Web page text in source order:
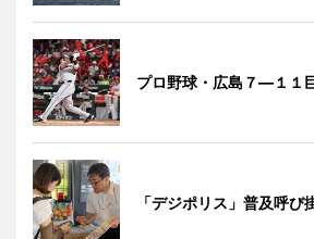
プロ野球・広島７―１１
「デジポリス」普及呼び